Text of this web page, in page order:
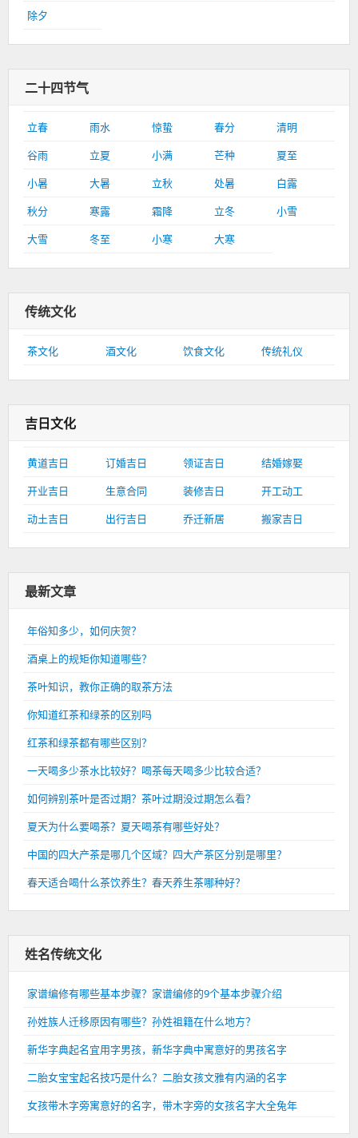
除夕
二十四节气
立春 雨水 惊蛰 春分
清明
谷雨
立夏 小满 芒种
夏至
小暑
大暑 立秋 处暑
白露
秋分
寒露 霜降 立冬
小雪
大雪
冬至 小寒 大寒
传统文化
茶文化 酒文化 饮食文化 传统礼仪
吉日文化
黄道吉日 订婚吉日 领证吉日
结婚嫁娶
开业吉日
生意合同 装修吉日
开工动工
动土吉日
出行吉日 乔迁新居 搬家吉日
最新文章
年俗知多少，如何庆贺？
酒桌上的规矩你知道哪些？
茶叶知识，教你正确的取茶方法
你知道红茶和绿茶的区别吗
红茶和绿茶都有哪些区别？
一天喝多少茶水比较好？喝茶每天喝多少比较合适？
如何辨别茶叶是否过期？茶叶过期没过期怎么看？
夏天为什么要喝茶？夏天喝茶有哪些好处？
中国的四大产茶是哪几个区域？四大产茶区分别是哪里？
春天适合喝什么茶饮养生？春天养生茶哪种好？
姓名传统文化
家谱编修有哪些基本步骤？家谱编修的9个基本步骤介绍
孙姓族人迁移原因有哪些？孙姓祖籍在什么地方？
新华字典起名宜用字男孩，新华字典中寓意好的男孩名字
二胎女宝宝起名技巧是什么？二胎女孩文雅有内涵的名字
女孩带木字旁寓意好的名字，带木字旁的女孩名字大全兔年